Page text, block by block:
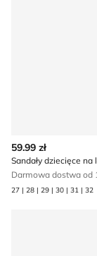
59.99 zł
Sandały dziecięce na
Darmowa dostwa od
27 | 28 | 29 | 30 | 31 | 32